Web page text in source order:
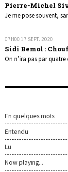
Pierre-Michel
Je me pose souvent,
07H00 17 SEPT. 2020
Sidi Bemol :
On n’ira pas par quatre
En quelques mots
Entendu
Lu
Now playing...